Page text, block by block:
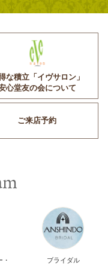
な積立「イヴサロン」
心堂友の会について
ご来店予約
ブライダル